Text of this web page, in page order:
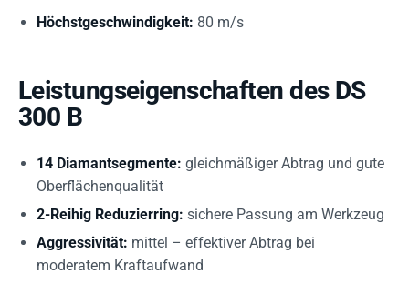
Höchstgeschwindigkeit: 80 m/s
Leistungseigenschaften des DS
300 B
14 Diamantsegmente: gleichmäßiger Abtrag und gute
Oberflächenqualität
2-Reihig Reduzierring: sichere Passung am Werkzeug
Aggressivität: mittel – effektiver Abtrag bei
moderatem Kraftaufwand